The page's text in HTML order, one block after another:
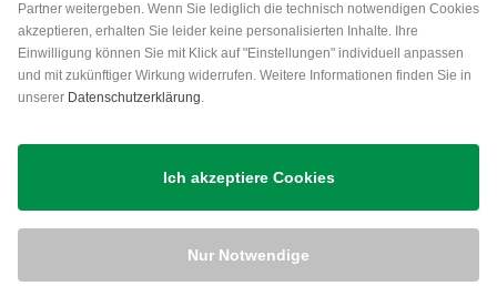
Versand
Partner weitergeben. Wenn Sie lediglich die technisch notwendigen Cookies
akzeptieren, erhalten Sie leider keine personalisierten Inhalte. Ihre
Einwilligung können Sie mit Klick auf "Einstellungen" individuell anpassen
und mit zukünftiger Wirkung widerrufen. Weitere Informationen finden Sie in
unserer Datenschutzerklärung.
Ich akzeptiere Cookies
Nur Notwendige